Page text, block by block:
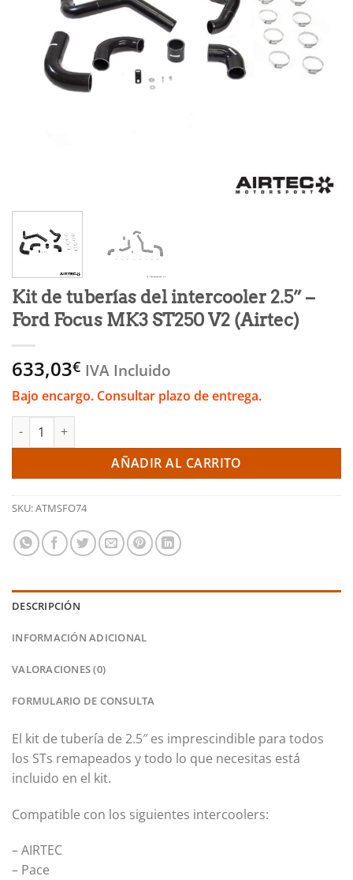
Kit de tuberías del intercooler 2.5” –
Ford Focus MK3 ST250 V2 (Airtec)
633,03€ IVA Incluido
Bajo encargo. Consultar plazo de entrega.
Kit de tuberías del intercooler 2.5'' - Ford Focus MK3 ST250 V2
AÑADIR AL CARRITO
SKU:ATMSFO74
DESCRIPCIÓN
INFORMACIÓN ADICIONAL
VALORACIONES (0)
FORMULARIO DE CONSULTA
El kit de tubería de 2.5″ es imprescindible para todos
los STs remapeados y todo lo que necesitas está
incluido en el kit.
Compatible con los siguientes intercoolers:
– AIRTEC
– Pace